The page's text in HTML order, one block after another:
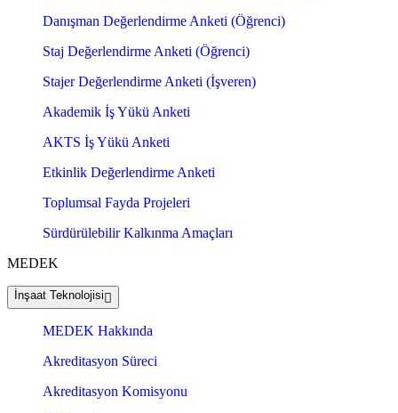
Danışman Değerlendirme Anketi (Öğrenci)
Staj Değerlendirme Anketi (Öğrenci)
Stajer Değerlendirme Anketi (İşveren)
Akademik İş Yükü Anketi
AKTS İş Yükü Anketi
Etkinlik Değerlendirme Anketi
Toplumsal Fayda Projeleri
Sürdürülebilir Kalkınma Amaçları
MEDEK
İnşaat Teknolojisi
MEDEK Hakkında
Akreditasyon Süreci
Akreditasyon Komisyonu